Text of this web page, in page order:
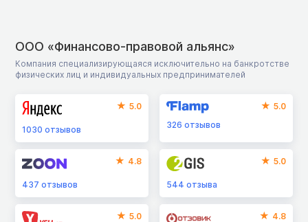
ООО «Финансово-правовой альянс»
Компания специализирующаяся исключительно на банкротстве
физических лиц и индивидуальных предпринимателей
5.0
1030 отзывов
5.0
326отзывов
4.8
437 отзывов
5.0
544отзыва
5.0 4.8